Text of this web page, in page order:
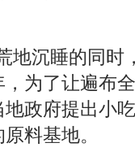
地沉睡的同时
为了让遍布
政府提出小
料基地。